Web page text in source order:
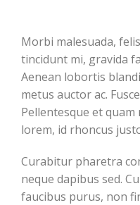
Morbi malesuada,
tincidunt mi, gravida
Aenean lobortis
metus auctor ac.
Pellentesque et
lorem, id rhoncus
Curabitur pharetra
neque dapibus sed.
faucibus purus, non